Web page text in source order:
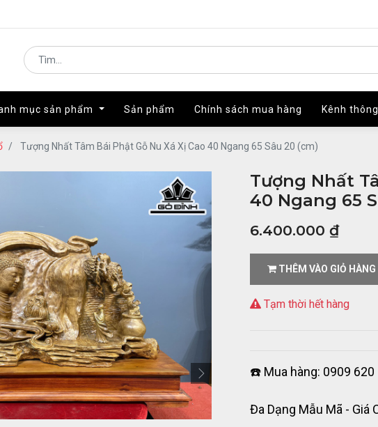
mục sản phẩm Sản phẩm Chính sách mua hàng Kênh
mục sản phẩm Sản phẩm Chính sách mua hàng Kênh
Tượng Nhất Tâm Bái Phật Gỗ Nu Xá Xị Cao 40 Ngang 65 Sâu 20 (cm)
Tượng Nhất
40 Ngang 65
6.400.000 ₫
THÊM VÀO GIỎ HÀNG
Tạm thời hết hàng
☎️ Mua hàng: 0909 620
Đa Dạng Mẫu Mã - Giá